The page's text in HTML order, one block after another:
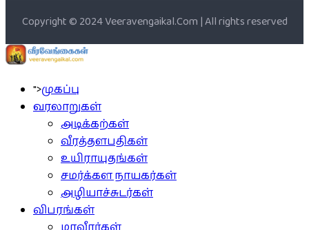
Copyright © 2024 Veeravengaikal.Com | All rights reserved
">முகப்பு
வரலாறுகள்
அடிக்கற்கள்
வீரத்தளபதிகள்
உயிராயுதங்கள்
சமர்க்கள நாயகர்கள்
அழியாச்சுடர்கள்
விபரங்கள்